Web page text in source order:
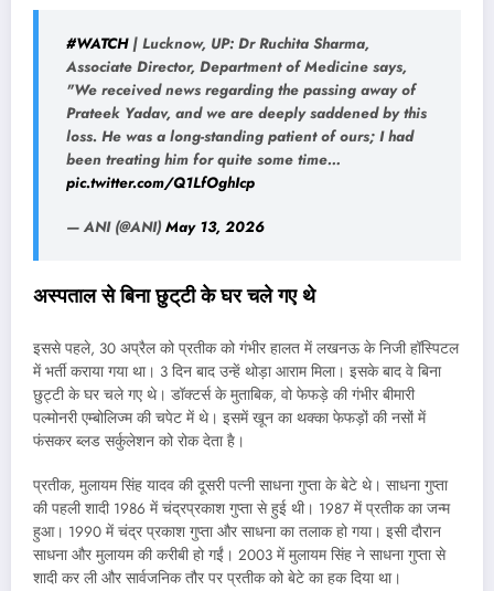
#WATCH| Lucknow, UP: Dr Ruchita Sharma,
Associate Director, Department of Medicine says,
"We received news regarding the passing away of
Prateek Yadav, and we are deeply saddened by this
loss. He was a long-standing patient of ours; I had
been treating him for quite some time…
pic.twitter.com/Q1LfOghIcp
— ANI (@ANI) May 13, 2026
अस्पताल से बिना छुट्‌टी के घर चले गए थे
इससे पहले, 30 अप्रैल को प्रतीक को गंभीर हालत में लखनऊ के निजी हॉस्पिटल
में भर्ती कराया गया था। 3 दिन बाद उन्हें थोड़ा आराम मिला। इसके बाद वे बिना
छुट्टी के घर चले गए थे। डॉक्टर्स के मुताबिक, वो फेफड़े की गंभीर बीमारी
पल्मोनरी एम्बोलिज्म की चपेट में थे। इसमें खून का थक्का फेफड़ों की नसों में
फंसकर ब्लड सर्कुलेशन को रोक देता है।
प्रतीक, मुलायम सिंह यादव की दूसरी पत्नी साधना गुप्ता के बेटे थे। साधना गुप्ता
की पहली शादी 1986 में चंद्रप्रकाश गुप्ता से हुई थी। 1987 में प्रतीक का जन्म
हुआ। 1990 में चंद्र प्रकाश गुप्ता और साधना का तलाक हो गया। इसी दौरान
साधना और मुलायम की करीबी हो गईं। 2003 में मुलायम सिंह ने साधना गुप्ता से
शादी कर ली और सार्वजनिक तौर पर प्रतीक को बेटे का हक दिया था।